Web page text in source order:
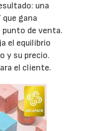
una
gana
punto de venta.
el equilibrio
y su precio.
el cliente.